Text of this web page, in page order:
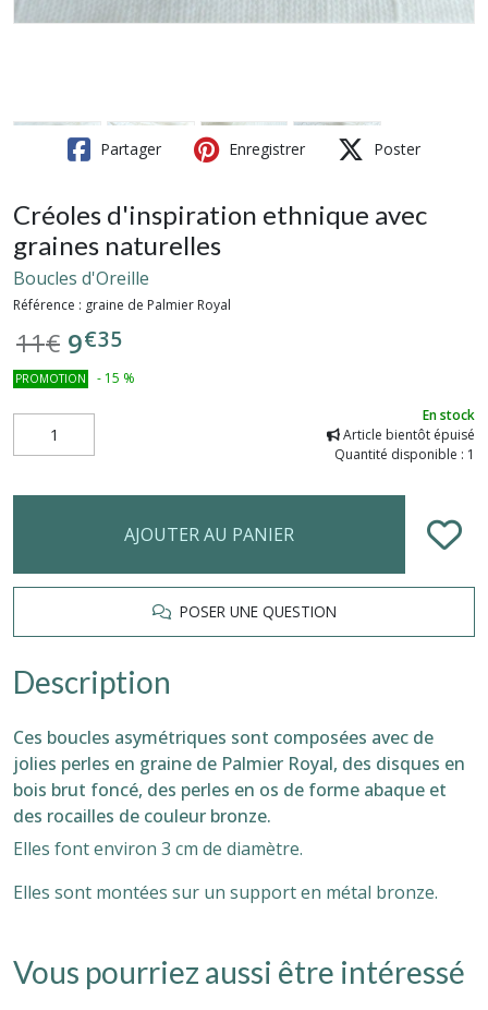
Partager Enregistrer Poster
Créoles d'inspiration ethnique avec
graines naturelles
Boucles d'Oreille
Référence : graine de Palmier Royal
11€ 9€35
PROMOTION - 15 %
En stock
Article bientôt épuisé
Quantité disponible : 1
AJOUTER AU PANIER
POSER UNE QUESTION
Description
Ces boucles asymétriques sont composées avec de
jolies perles en graine de Palmier Royal, des disques en
bois brut foncé, des perles en os de forme abaque et
des rocailles de couleur bronze.
Elles font environ 3 cm de diamètre.
Elles sont montées sur un support en métal bronze.
Vous pourriez aussi être intéressé